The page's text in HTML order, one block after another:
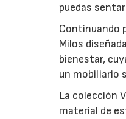
puedas
Continuando
Milos
bienestar,
un mobiliario
La colección
material de